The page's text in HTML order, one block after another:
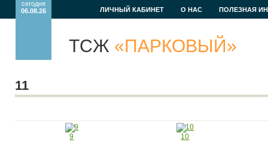
ТСЖ «ПАРКОВЫЙ»
сегодня
06.08.26
ЛИЧНЫЙ КАБИНЕТ О НАС ПОЛЕЗНАЯ
11
9
10